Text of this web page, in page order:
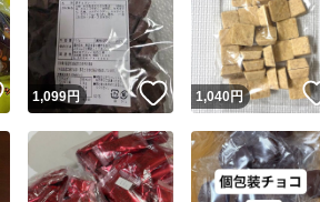
※このバッジは実績に基づく表示であり、発送を保
スピード＆安心発送
このユーザーは高
ます
スピード発送 このユーザーは高頻
いいね！
1,099円 いいね！
1,040円